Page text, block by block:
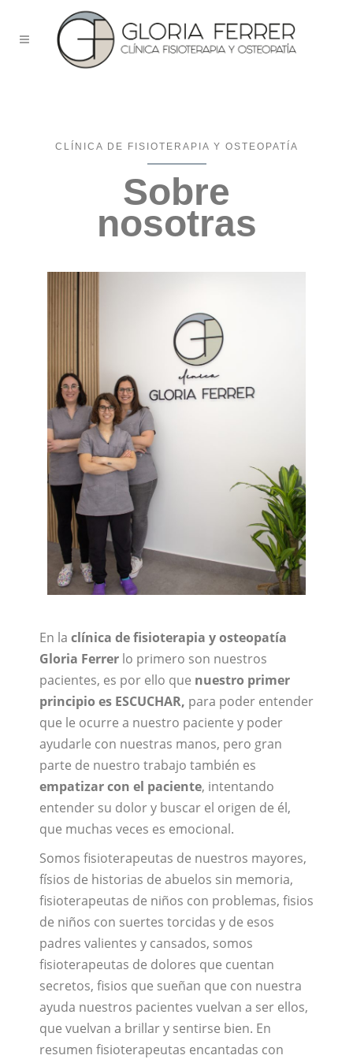
CLÍNICA DE FISIOTERAPIA Y OSTEOPATÍA
Sobre
nosotras
En la clínica de fisioterapia y osteopatía
Gloria Ferrer lo primero son nuestros
pacientes, es por ello que nuestro primer
principio es ESCUCHAR, para poder entender
que le ocurre a nuestro paciente y poder
ayudarle con nuestras manos, pero gran
parte de nuestro trabajo también es
empatizar con el paciente, intentando
entender su dolor y buscar el origen de él,
que muchas veces es emocional.
Somos fisioterapeutas de nuestros mayores,
físios de historias de abuelos sin memoria,
fisioterapeutas de niños con problemas, fisios
de niños con suertes torcidas y de esos
padres valientes y cansados, somos
fisioterapeutas de dolores que cuentan
secretos, fisios que sueñan que con nuestra
ayuda nuestros pacientes vuelvan a ser ellos,
que vuelvan a brillar y sentirse bien. En
resumen fisioterapeutas encantadas con